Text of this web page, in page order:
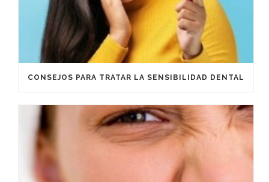
CONSEJOS PARA TRATAR LA SENSIBILIDAD DENTAL